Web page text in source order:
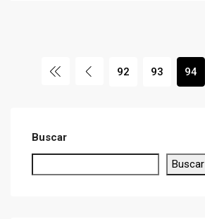
92 93 94
Buscar
Buscar